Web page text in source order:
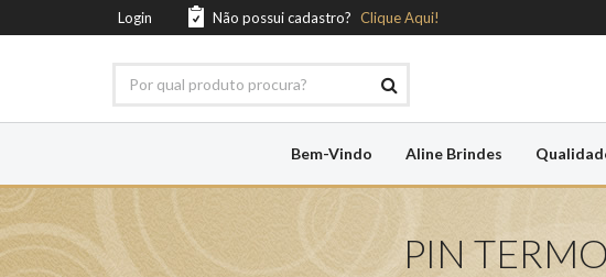
Login Não possui cadastro? Clique Aqui!
Bem-Vindo Aline Brindes
PIN